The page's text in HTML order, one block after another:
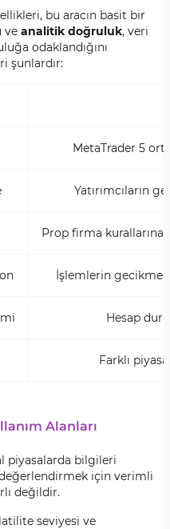
bu aracın basit bir
ve analitik doğruluk, veri
odaklandığını
şunlardır:
MetaTrader 5
Yatırımcıların
Prop firma
İşlemlerin gecikme
Hesap
Farklı
Alanları
piyasalarda bilgileri
için verimli
değildir.
seviyesi ve